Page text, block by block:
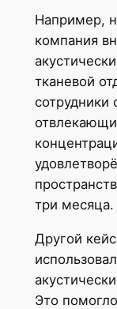
Например,
компания
тканевой
сотрудники
три месяца.
Другой
Это